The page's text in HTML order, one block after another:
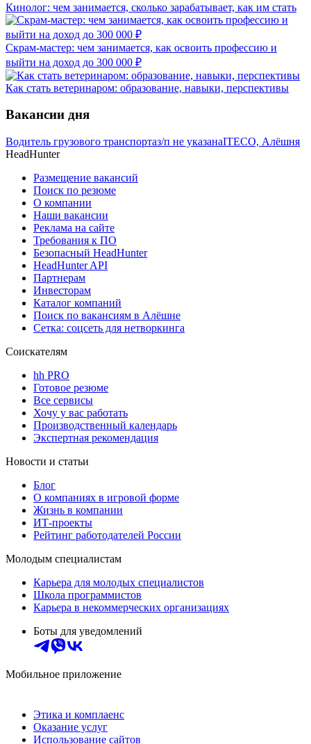
Кинолог: чем занимается, сколько зарабатывает, как им стать
Скрам-мастер: чем занимается, как освоить профессию и
выйти на доход до 300 000 ₽
Как стать ветеринаром: образование, навыки, перспективы
Вакансии дня
Водитель грузового транспортаз/п не указанаITECO, Алёшня
HeadHunter
Размещение вакансий
Поиск по резюме
О компании
Наши вакансии
Реклама на сайте
Требования к ПО
Безопасный HeadHunter
HeadHunter API
Партнерам
Инвесторам
Каталог компаний
Поиск по вакансиям в Алёшне
Сетка: соцсеть для нетворкинга
Соискателям
hh PRO
Готовое резюме
Все сервисы
Хочу у вас работать
Производственный календарь
Экспертная рекомендация
Новости и статьи
Блог
О компаниях в игровой форме
Жизнь в компании
ИТ-проекты
Рейтинг работодателей России
Молодым специалистам
Карьера для молодых специалистов
Школа программистов
Карьера в некоммерческих организациях
Боты для уведомлений
Мобильное приложение
Этика и комплаенс
Оказание услуг
Использование сайтов